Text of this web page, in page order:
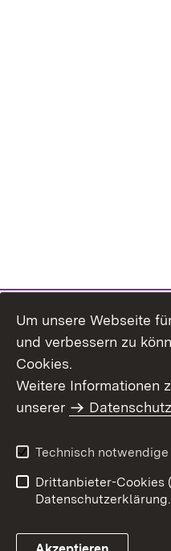
Benutzungshinweise
Um unsere Webseite
und verbessern zu
Cookies.
Weitere Informationen
unserer
Technisch
Drittanbieter-Cookies